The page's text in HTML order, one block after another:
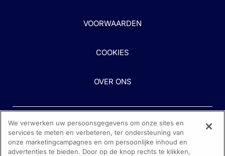
VOORWAARDEN
COOKIES
OVER ONS
We verwerken uw persoonsgegevens om onze sites en
services te meten en verbeteren, ter ondersteuning van
onze marketingcampagnes en om persoonlijke inhoud en
advertenties te bieden. Door op de knop rechts te klikken,